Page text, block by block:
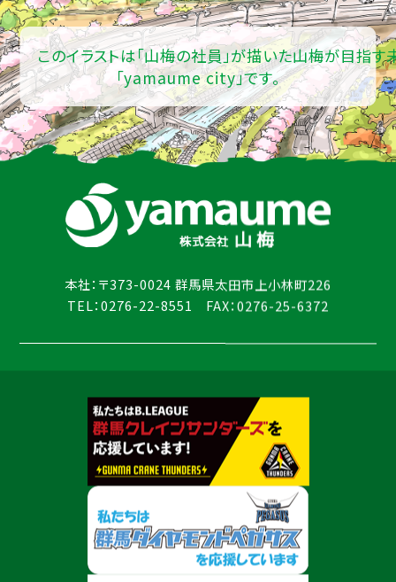
このイラストは「山梅の社員」が描いた山梅が目指す
「yamaume city」です。
本社：〒373-0024 群馬県太田市上小林町226
TEL：0276-22-8551 FAX：0276-25-6372